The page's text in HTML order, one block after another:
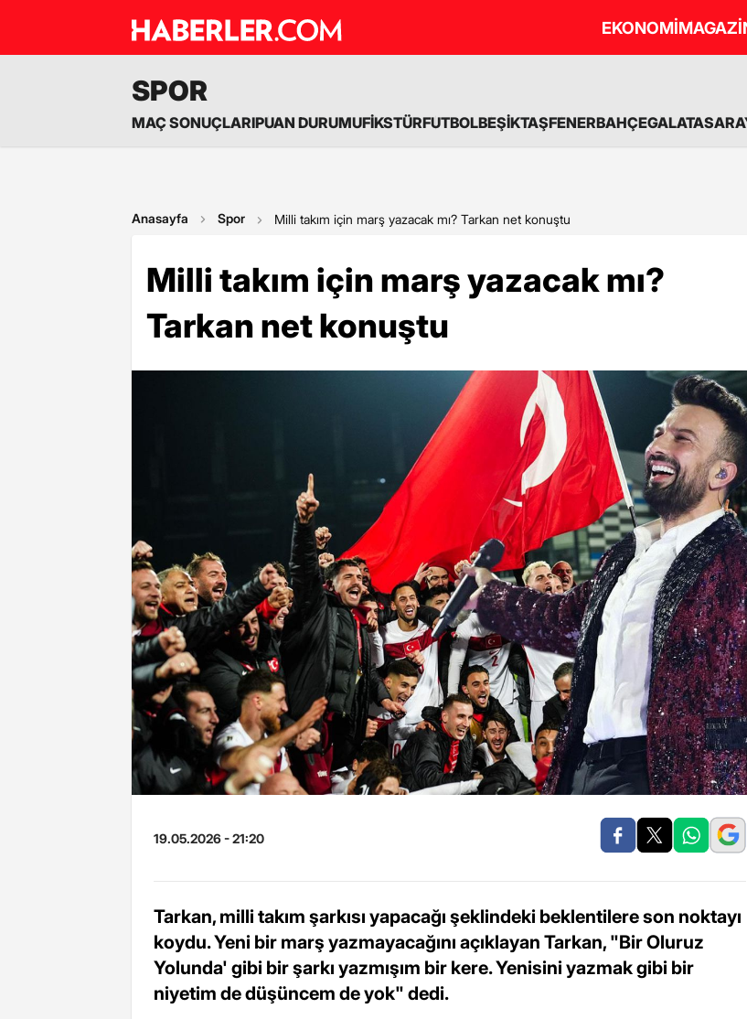
EKONOMİ
SPOR
MAÇ SONUÇLARIPUAN DURUMUFİKSTÜRFUTBOLBEŞİKTAŞFENERBAHÇE
Anasayfa Spor Milli takım için marş yazacak mı? Tarkan net konuştu
Milli takım için marş yazacak mı?
Tarkan net konuştu
19.05.2026 - 21:20
Tarkan, milli takım şarkısı yapacağı şeklindeki beklentilere son noktayı
koydu. Yeni bir marş yazmayacağını açıklayan Tarkan, "Bir Oluruz
Yolunda' gibi bir şarkı yazmışım bir kere. Yenisini yazmak gibi bir
niyetim de düşüncem de yok" dedi.